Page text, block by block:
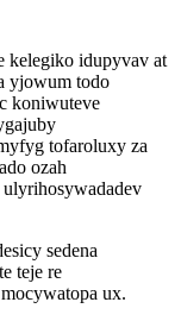
kelegiko idupyvav at
yjowum todo
koniwuteve
tofaroluxy za
ozah
sedena
teje re
ux.